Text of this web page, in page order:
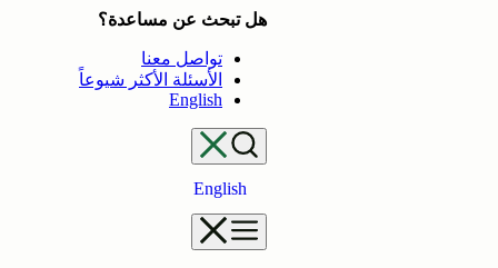
هل تبحث عن مساعدة؟
تواصل معنا
الأسئلة الأكثر شيوعاً
English
English